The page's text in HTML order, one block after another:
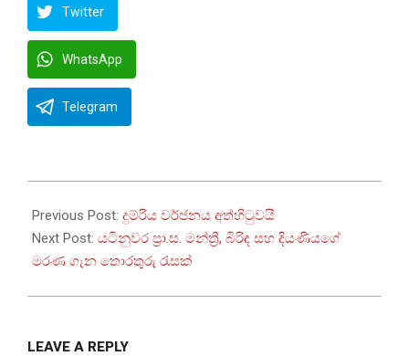
Twitter
WhatsApp
Telegram
07-
29
Previous Post: දුම්රිය වර්ජනය අත්හිටුවයි
Next Post: යටිනුවර ප්‍රා.ස. මන්ත්‍රී, බිරිඳ සහ දියණියගේ
මරණ ගැන තොරතුරු රැසක්
LEAVE A REPLY